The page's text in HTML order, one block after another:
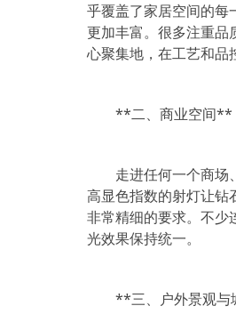
乎覆盖了家居空间的每
更加丰富。很多注重品
心聚集地，在工艺和品
**二、商业空间**
走进任何一个商场
高显色指数的射灯让钻
非常精细的要求。不少
光效果保持统一。
**三、户外景观